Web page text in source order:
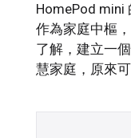
HomePod mini
作為家庭中樞
了解，建立一
慧家庭，原來